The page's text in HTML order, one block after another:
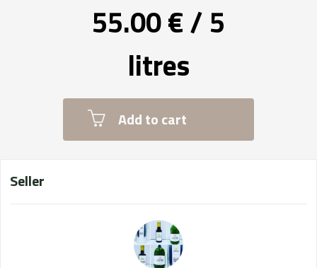
55.00 € / 5
litres
Add to cart
Seller